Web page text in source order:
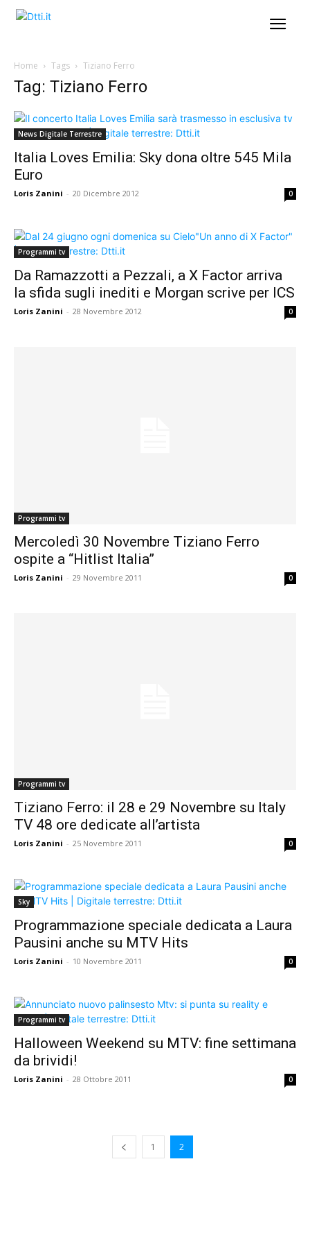
Home Tags Tiziano Ferro
Tag: Tiziano Ferro
News Digitale Terrestre
Italia Loves Emilia: Sky dona oltre 545 Mila
Euro
Loris Zanini - 20 Dicembre 2012 0
Programmi tv
Da Ramazzotti a Pezzali, a X Factor arriva
la sfida sugli inediti e Morgan scrive per ICS
Loris Zanini - 28 Novembre 2012 0
Programmi tv
Mercoledì 30 Novembre Tiziano Ferro
ospite a “Hitlist Italia”
Loris Zanini - 29 Novembre 2011 0
Programmi tv
Tiziano Ferro: il 28 e 29 Novembre su Italy
TV 48 ore dedicate all’artista
Loris Zanini - 25 Novembre 2011 0
Sky
Programmazione speciale dedicata a Laura
Pausini anche su MTV Hits
Loris Zanini - 10 Novembre 2011 0
Programmi tv
Halloween Weekend su MTV: fine settimana
da brividi!
Loris Zanini - 28 Ottobre 2011 0
1 2